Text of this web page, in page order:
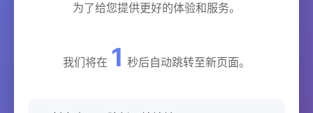
为了给您提供更好的体验和服务。
我们将在 1 秒后自动跳转至新页面。